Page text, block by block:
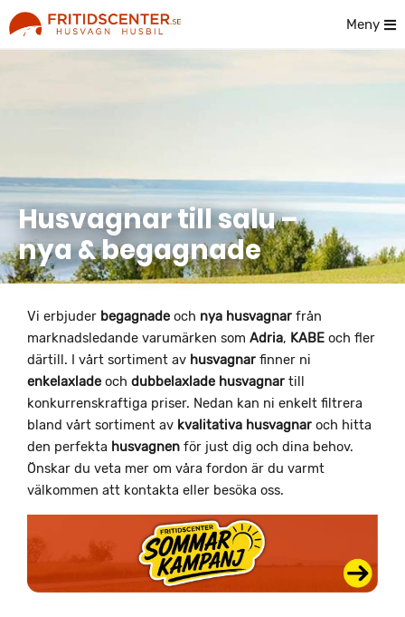
Meny
Husvagnar till salu –
nya & begagnade
Vi erbjuder begagnade och nya husvagnar från
marknadsledande varumärken som Adria, KABE och fler
därtill. I vårt sortiment av husvagnar finner ni
enkelaxlade och dubbelaxlade husvagnar till
konkurrenskraftiga priser. Nedan kan ni enkelt filtrera
bland vårt sortiment av kvalitativa husvagnar och hitta
den perfekta husvagnen för just dig och dina behov.
Önskar du veta mer om våra fordon är du varmt
välkommen att kontakta eller besöka oss.